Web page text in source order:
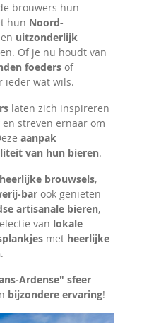
brouwers hun
hun Noord-
uitzonderlijk
Of je nu houdt van
foeders of
ieder wat wils.
laten zich inspireren
en streven ernaar om
aanpak
van hun bieren.
heerlijke brouwsels,
bar ook genieten
artisanale bieren,
van lokale
met heerlijke
.
Ardense" sfeer
bijzondere ervaring!